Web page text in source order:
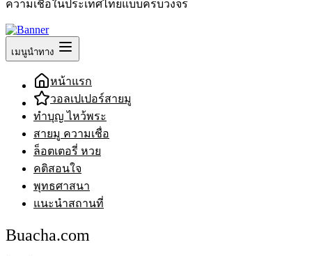
ความเชื่อในประเทศไทยแบบครบวงจร
เมนูนำทาง
หน้าแรก
วอลเปเปอร์สายมู
ทำบุญ ไหว้พระ
สายมู ความเชื่อ
ล็อตเตอรี่ หวย
คติสอนใจ
พุทธศาสนา
แนะนำสถานที่
Buacha.com